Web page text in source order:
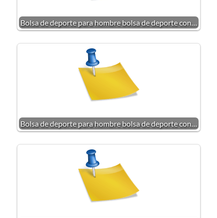
Bolsa de deporte para hombre bolsa de deporte con…
Bolsa de deporte para hombre bolsa de deporte con…